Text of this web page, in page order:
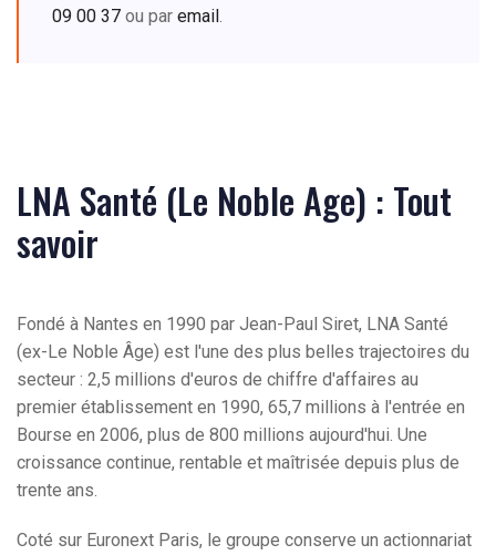
09 00 37 ou par email
LNA Santé (Le Noble Age) : Tout
savoir
Fondé à Nantes en 1990 par Jean-Paul Siret, LNA Santé
(ex-Le Noble Âge) est l'une des plus belles trajectoires du
secteur : 2,5 millions d'euros de chiffre d'affaires au
premier établissement en 1990, 65,7 millions à l'entrée en
Bourse en 2006, plus de 800 millions aujourd'hui. Une
croissance continue, rentable et maîtrisée depuis plus de
trente ans.
Coté sur Euronext Paris, le groupe conserve un actionnariat